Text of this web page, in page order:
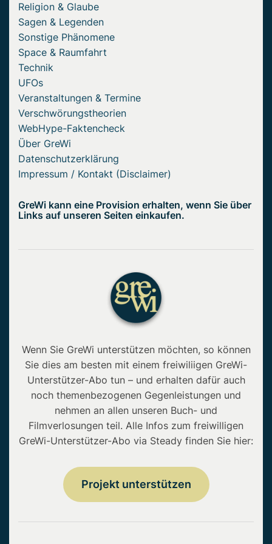
Religion & Glaube
Sagen & Legenden
Sonstige Phänomene
Space & Raumfahrt
Technik
UFOs
Veranstaltungen & Termine
Verschwörungstheorien
WebHype-Faktencheck
Über GreWi
Datenschutzerklärung
Impressum / Kontakt (Disclaimer)
GreWi kann eine Provision erhalten, wenn Sie über
Links auf unseren Seiten einkaufen.
Wenn Sie GreWi unterstützen möchten, so können
Sie dies am besten mit einem freiwiliigen GreWi-
Unterstützer-Abo tun – und erhalten dafür auch
noch themenbezogenen Gegenleistungen und
nehmen an allen unseren Buch- und
Filmverlosungen teil. Alle Infos zum freiwilligen
GreWi-Unterstützer-Abo via Steady finden Sie hier:
Projekt unterstützen